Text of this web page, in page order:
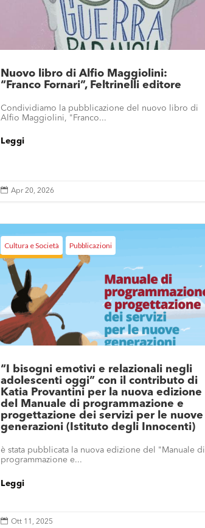
Nuovo libro di Alfio Maggiolini:
“Franco Fornari”, Feltrinelli editore
Condividiamo la pubblicazione del nuovo libro di
Alfio Maggiolini, "Franco...
Leggi
 Apr 20, 2026
Cultura e Società Pubblicazioni
“I bisogni emotivi e relazionali negli
adolescenti oggi” con il contributo di
Katia Provantini per la nuova edizione
del Manuale di programmazione e
progettazione dei servizi per le nuove
generazioni (Istituto degli Innocenti)
è stata pubblicata la nuova edizione del "Manuale di
programmazione e...
Leggi
 Ott 11, 2025